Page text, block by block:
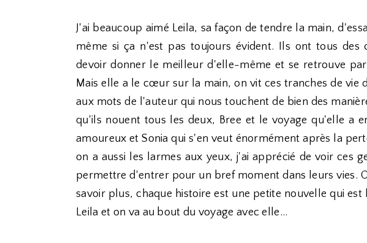
J'ai beaucoup aimé Leila, sa façon de tendre la main,
même si ça n'est pas toujours évident. Ils ont tous des
devoir donner le meilleur d'elle-même et se retrouve
Mais elle a le cœur sur la main, on vit ces tranches de vie
aux mots de l'auteur qui nous touchent de bien des
qu'ils nouent tous les deux, Bree et le voyage qu'elle a
amoureux et Sonia qui s'en veut énormément après la
on a aussi les larmes aux yeux, j'ai apprécié de voir ces
permettre d'entrer pour un bref moment dans leurs vies.
savoir plus, chaque histoire est une petite nouvelle qui
Leila et on va au bout du voyage avec elle...